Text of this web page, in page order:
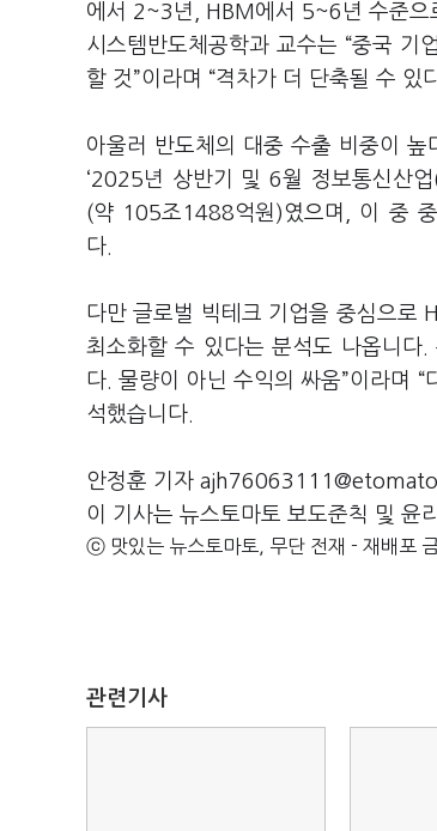
에서 2~3년, HBM에서 5~6년 수준으
시스템반도체공학과 교수는 “중국 기
할 것”이라며 “격차가 더 단축될 수 있
아울러 반도체의 대중 수출 비중이
‘2025년 상반기 및 6월 정보통신산
(약 105조1488억원)였으며, 이 중
다.
다만 글로벌 빅테크 기업을 중심으로
최소화할 수 있다는 분석도 나옵니다
다. 물량이 아닌 수익의 싸움”이라며
석했습니다.
안정훈 기자
이 기사는 뉴스토마토 보도준칙 및 윤
ⓒ 맛있는 뉴스토마토, 무단 전재 - 재배포 금
관련기사